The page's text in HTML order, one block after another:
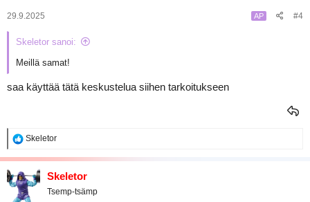
29.9.2025 AP #4
Skeletor sanoi:
Meillä samat!
saa käyttää tätä keskustelua siihen tarkoitukseen
R
a
t
i
Skeletor
Skeletor
Tsemp-tsämp